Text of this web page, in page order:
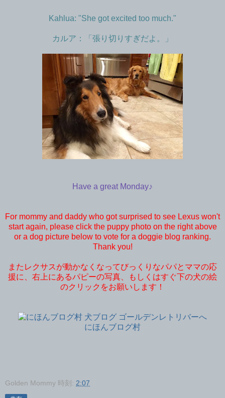
Kahlua: "She got excited too much."
カルア：「張り切りすぎだよ。」
Have a great Monday♪
For mommy and daddy who got surprised to see Lexus won't
start again, please click the puppy photo on the right above
or a dog picture below to vote for a doggie blog ranking.
Thank you!
またレクサスが動かなくなってびっくりなパパとママの応
援に、右上にあるパピーの写真、もしくはすぐ下の犬の絵
のクリックをお願いします！
にほんブログ村
Golden Mommy 時刻: 2:07